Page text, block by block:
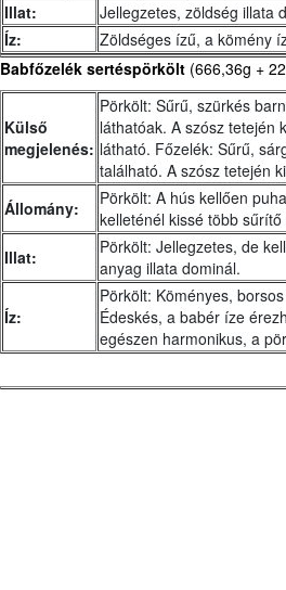
Illat:
Jellegzetes, zöldség illata
Íz:
Zöldséges ízű, a kömény
Babfőzelék sertéspörkölt (666,36g +
Külső
megjelenés:
Pörkölt: Sűrű, szürkés
láthatóak. A szósz tetején
látható. Főzelék: Sűrű,
található. A szósz tetején
Állomány:
Pörkölt: A hús kellően
kelleténél kissé több
Illat:
Pörkölt: Jellegzetes, de
anyag illata dominál.
Íz:
Pörkölt: Köményes,
Édeskés, a babér íze
egészen harmonikus, a